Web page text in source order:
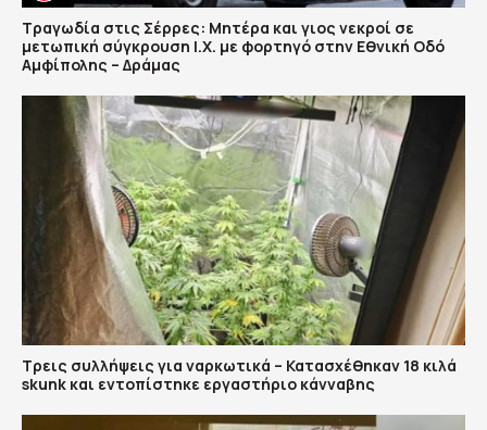
Τραγωδία στις Σέρρες: Μητέρα και γιος νεκροί σε
μετωπική σύγκρουση Ι.Χ. με φορτηγό στην Εθνική Οδό
Αμφίπολης – Δράμας
Τρεις συλλήψεις για ναρκωτικά – Κατασχέθηκαν 18 κιλά
skunk και εντοπίστηκε εργαστήριο κάνναβης